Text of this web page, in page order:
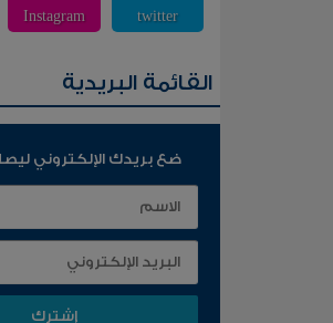
twitter
Instagram
القائمة البريدية
ضع بريدك الإلكتروني